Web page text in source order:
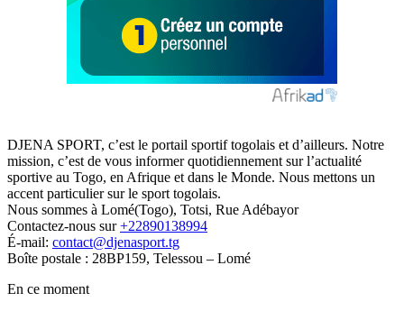
DJENA SPORT, c’est le portail sportif togolais et d’ailleurs. Notre
mission, c’est de vous informer quotidiennement sur l’actualité
sportive au Togo, en Afrique et dans le Monde. Nous mettons un
accent particulier sur le sport togolais.
Nous sommes à Lomé(Togo), Totsi, Rue Adébayor
Contactez-nous sur+22890138994
É-mail: contact@djenasport.tg
Boîte postale : 28BP159, Telessou – Lomé
En ce moment